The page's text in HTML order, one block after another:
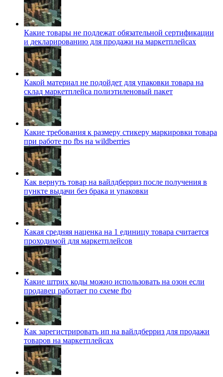
Какие товары не подлежат обязательной сертификации
и декларированию для продажи на маркетплейсах
Какой материал не подойдет для упаковки товара на
склад маркетплейса полиэтиленовый пакет
Какие требования к размеру стикеру маркировки товара
при работе по fbs на wildberries
Как вернуть товар на вайлдберриз после получения в
пункте выдачи без брака и упаковки
Какая средняя наценка на 1 единицу товара считается
проходимой для маркетплейсов
Какие штрих коды можно использовать на озон если
продавец работает по схеме fbo
Как зарегистрировать ип на вайлдберриз для продажи
товаров на маркетплейсах